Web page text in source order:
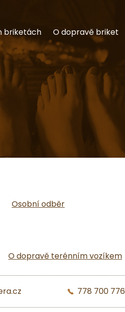
briketách O dopravě briket
Osobní odběr
O dopravě terénním vozíkem
778 700 776